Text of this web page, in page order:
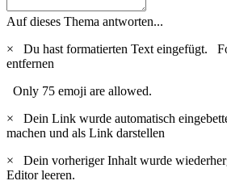
Auf dieses Thema antworten...
×
Du hast formatierten Text eingefügt.
entfernen
Only 75 emoji are allowed.
×
Dein Link wurde automatisch
machen und als Link darstellen
×
Dein vorheriger Inhalt wurde
Editor leeren.